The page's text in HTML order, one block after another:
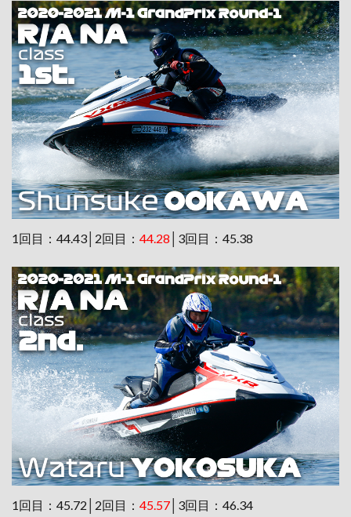
1回目：44.43│2回目： 44.28 │3回目：45.38
1回目：45.72│2回目： 45.57 │3回目：46.34